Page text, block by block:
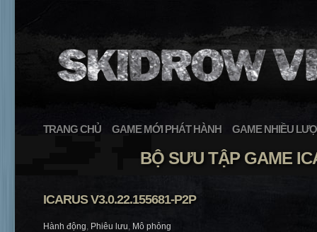
TRANG CHỦ GAME MỚI PHÁT HÀNH GAME NHIỀU
BỘ SƯU TẬP GAME
ICARUS V3.0.22.155681-P2P
Hành động, Phiêu lưu, Mô phỏng